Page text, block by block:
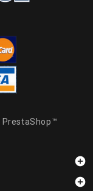

